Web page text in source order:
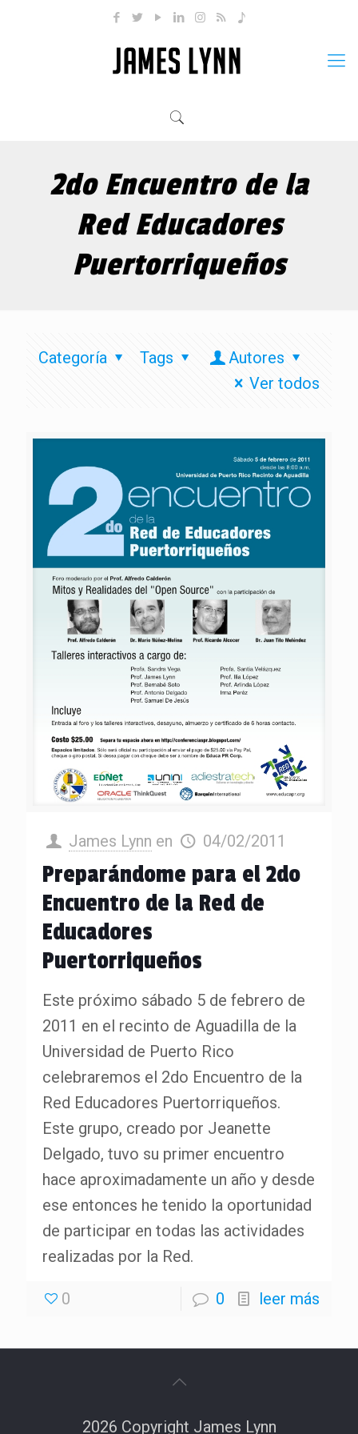
2do Encuentro de la
Red Educadores
Puertorriqueños
Categoría Tags
Autores
Ver todos
James Lynn en 04/02/2011
Preparándome para el 2do
Encuentro de la Red de
Educadores
Puertorriqueños
Este próximo sábado 5 de febrero de
2011 en el recinto de Aguadilla de la
Universidad de Puerto Rico
celebraremos el 2do Encuentro de la
Red Educadores Puertorriqueños.
Este grupo, creado por Jeanette
Delgado, tuvo su primer encuentro
hace aproximadamente un año y desde
ese entonces he tenido la oportunidad
de participar en todas las actividades
realizadas por la Red.
0 0 leer más
2026 Copyright James Lynn